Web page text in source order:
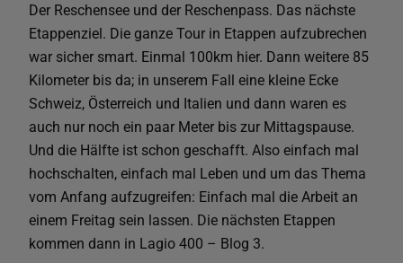
Der Reschensee und der Reschenpass. Das nächste
Etappenziel. Die ganze Tour in Etappen aufzubrechen
war sicher smart. Einmal 100km hier. Dann weitere 85
Kilometer bis da; in unserem Fall eine kleine Ecke
Schweiz, Österreich und Italien und dann waren es
auch nur noch ein paar Meter bis zur Mittagspause.
Und die Hälfte ist schon geschafft. Also einfach mal
hochschalten, einfach mal Leben und um das Thema
vom Anfang aufzugreifen: Einfach mal die Arbeit an
einem Freitag sein lassen. Die nächsten Etappen
kommen dann in Lagio 400 – Blog 3.